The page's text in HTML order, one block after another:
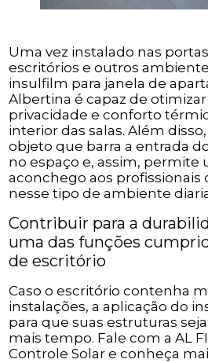
Uma vez instalado nas
escritórios e outros
insulfilm para janela de
Albertina é capaz de
privacidade e conforto
interior das salas. Além
objeto que barra a entrada
no espaço e, assim, permite
aconchego aos profissionais
nesse tipo de ambiente
Contribuir para a
uma das funções
de escritório
Caso o escritório contenha
instalações, a aplicação do
para que suas estruturas
mais tempo. Fale com a AL
Controle Solar e conheça